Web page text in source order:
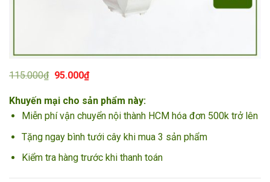
115.000₫ Giá
là:
115.000₫.
95.000₫Giá
tại
là:
95.000₫.
Khuyến mại cho sản phẩm này:
Miễn phí vận chuyển nội thành HCM hóa đơn 500k trở lên
Tặng ngay bình tưới cây khi mua 3 sản phẩm
Kiểm tra hàng trước khi thanh toán